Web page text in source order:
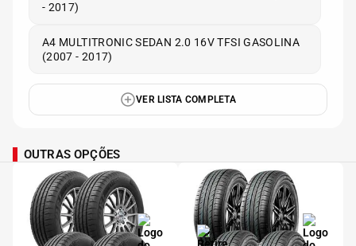
- 2017)
A4 MULTITRONIC SEDAN 2.0 16V TFSI GASOLINA
(2007 - 2017)
VER LISTA COMPLETA
OUTRAS OPÇÕES